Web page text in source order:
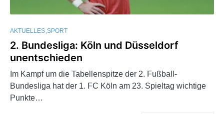
AKTUELLES SPORT
2. Bundesliga: Köln und Düsseldorf
unentschieden
Im Kampf um die Tabellenspitze der 2. Fußball-
Bundesliga hat der 1. FC Köln am 23. Spieltag wichtige
Punkte…